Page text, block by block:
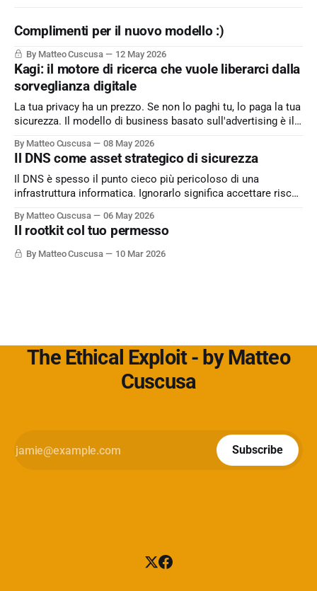
Complimenti per il nuovo modello :)
By Matteo Cuscusa 12 May 2026
Kagi: il motore di ricerca che vuole liberarci dalla
sorveglianza digitale
La tua privacy ha un prezzo. Se non lo paghi tu, lo paga la tua
sicurezza. Il modello di business basato sull'advertising è il
motore di ricerca un servizio dove l'utente è il cliente
By Matteo Cuscusa 08 May 2026
Il DNS come asset strategico di sicurezza
Il DNS è spesso il punto cieco più pericoloso di una
infrastruttura informatica. Ignorarlo significa accettare rischi
semplicemente per non aver messo in discussione un
default. L'approfondimento nel mio articolo su
Cybersecurity360 - Nextwork360:
By Matteo Cuscusa 06 May 2026
Il rootkit col tuo permesso
By Matteo Cuscusa 10 Mar 2026
The Ethical Exploit - by Matteo
Cuscusa
Subscribe